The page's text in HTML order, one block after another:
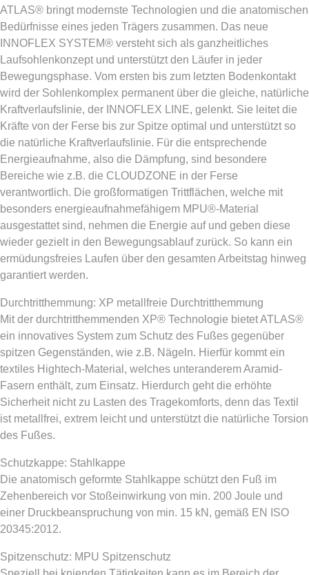
ATLAS® bringt modernste Technologien und die anatomischen
Bedürfnisse eines jeden Trägers zusammen. Das neue
INNOFLEX SYSTEM® versteht sich als ganzheitliches
Laufsohlenkonzept und unterstützt den Läufer in jeder
Bewegungsphase. Vom ersten bis zum letzten Bodenkontakt
wird der Sohlenkomplex permanent über die gleiche, natürliche
Kraftverlaufslinie, der INNOFLEX LINE, gelenkt. Sie leitet die
Kräfte von der Ferse bis zur Spitze optimal und unterstützt so
die natürliche Kraftverlaufslinie. Für die entsprechende
Energieaufnahme, also die Dämpfung, sind besondere
Bereiche wie z.B. die CLOUDZONE in der Ferse
verantwortlich. Die großformatigen Trittflächen, welche mit
besonders energieaufnahmefähigem MPU®-Material
ausgestattet sind, nehmen die Energie auf und geben diese
wieder gezielt in den Bewegungsablauf zurück. So kann ein
ermüdungsfreies Laufen über den gesamten Arbeitstag hinweg
garantiert werden.
Durchtritthemmung: XP metallfreie Durchtritthemmung
Mit der durchtritthemmenden XP® Technologie bietet ATLAS®
ein innovatives System zum Schutz des Fußes gegenüber
spitzen Gegenständen, wie z.B. Nägeln. Hierfür kommt ein
textiles Hightech-Material, welches unteranderem Aramid-
Fasern enthält, zum Einsatz. Hierdurch geht die erhöhte
Sicherheit nicht zu Lasten des Tragekomforts, denn das Textil
ist metallfrei, extrem leicht und unterstützt die natürliche Torsion
des Fußes.
Schutzkappe: Stahlkappe
Die anatomisch geformte Stahlkappe schützt den Fuß im
Zehenbereich vor Stoßeinwirkung von min. 200 Joule und
einer Druckbeanspruchung von min. 15 kN, gemäß EN ISO
20345:2012.
Spitzenschutz: MPU Spitzenschutz